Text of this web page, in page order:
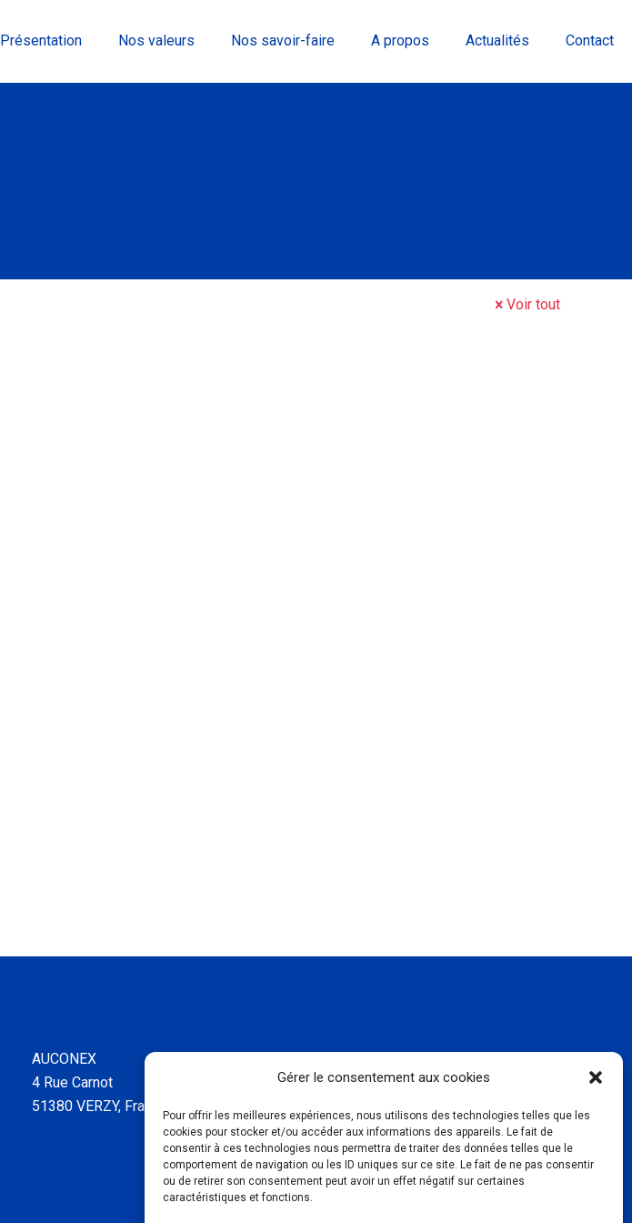
Gérer le consentement aux cookies
Pour offrir les meilleures expériences, nous utilisons des technologies telles que les
cookies pour stocker et/ou accéder aux informations des appareils. Le fait de
consentir à ces technologies nous permettra de traiter des données telles que le
comportement de navigation ou les ID uniques sur ce site. Le fait de ne pas consentir
ou de retirer son consentement peut avoir un effet négatif sur certaines
caractéristiques et fonctions.
Présentation Nos valeurs Nos savoir-faire A propos Actualités Contact
Voir tout
AUCONEX
4 Rue Carnot
51380 VERZY, France
contact@auconex.fr